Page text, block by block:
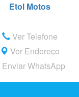
Etol Motos
Ver Telefone
Ver Endereço
Enviar WhatsApp